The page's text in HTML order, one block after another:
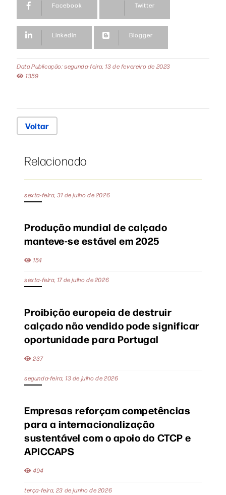
Facebook Twitter
Linkedin Blogger
Data Publicação: segunda-feira, 13 de fevereiro de 2023
1359
Voltar
Relacionado
sexta-feira, 31 de julho de 2026
Produção mundial de calçado
manteve-se estável em 2025
154
sexta-feira, 17 de julho de 2026
Proibição europeia de destruir
calçado não vendido pode significar
oportunidade para Portugal
237
segunda-feira, 13 de julho de 2026
Empresas reforçam competências
para a internacionalização
sustentável com o apoio do CTCP e
APICCAPS
494
terça-feira, 23 de junho de 2026